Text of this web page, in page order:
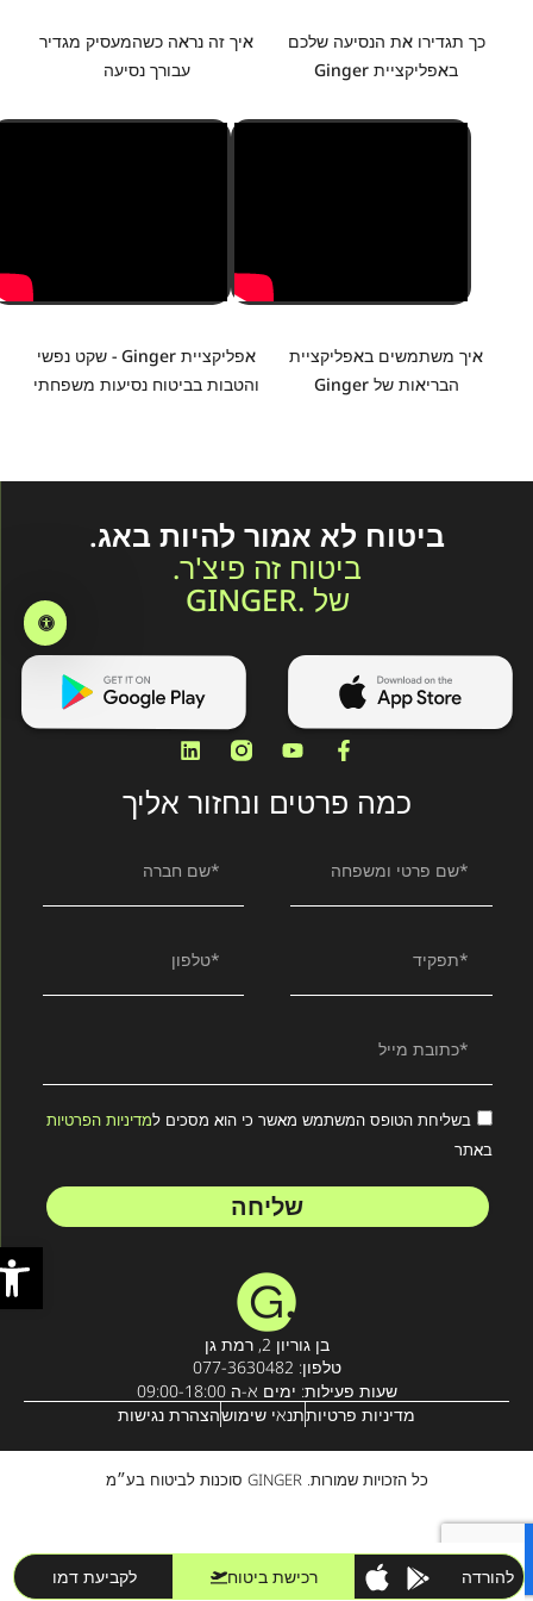
פתח
כך תגדירו את הנסיעה שלכם
באפליקציית Ginger
איך זה נראה כשהמעסיק מגדיר
עבורך נסיעה
איך משתמשים באפליקציית
הבריאות של Ginger
אפליקציית Ginger - שקט נפשי
והטבות בביטוח נסיעות משפחתי
ביטוח לא אמור להיות באג.
ביטוח זה פיצ'ר.
של .GINGER
כמה פרטים ונחזור אליך
בשליחת הטופס המשתמש מאשר כי הוא מסכים למדיניות הפרטיות
באתר
שליחה
בן גוריון 2, רמת גן
טלפון: 077-3630482
שעות פעילות: ימים א-ה 09:00-18:00
מדיניות פרטיותתנאי שימושהצהרת נגישות
כל הזכויות שמורות. GINGER סוכנות לביטוח בע״מ
להורדה רכישת ביטוח לקביעת דמו